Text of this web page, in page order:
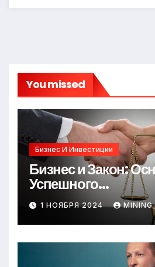
You missed
Бизнес И Инвестиции
Бизнес и Закон:
Успешного
1 НОЯБРЯ 2024